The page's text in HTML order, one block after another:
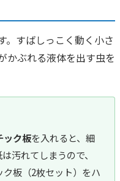
。すばしっこく動く小さ
かぶれる液体を出す虫を
ック板を入れると、細
汚れてしまうので、
板（2枚セット）をハ